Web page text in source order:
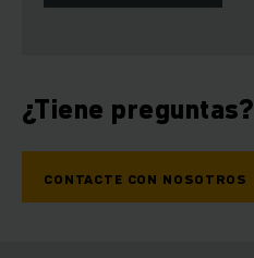
¿Tiene preguntas?
CONTACTE CON NOSOTROS